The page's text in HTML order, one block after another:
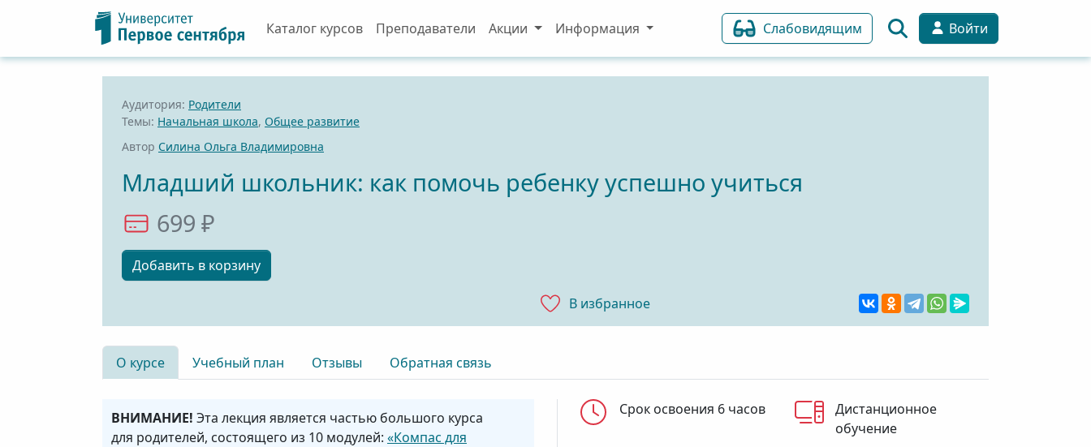
Каталог курсов Преподаватели Акции Информация Слабовидящим Войти
Аудитория: Родители
Темы: Начальная школа, Общее развитие
Автор Силина Ольга Владимировна
Младший школьник: как помочь ребенку успешно учиться
699 ₽
Добавить в корзину
В избранноe
О курсе Учебный план Отзывы Обратная связь
Срок освоения 6 часов
Дистанционное
обучение
ВНИМАНИЕ! Эта лекция является частью большого курса
для родителей, состоящего из 10 модулей: «Компас для